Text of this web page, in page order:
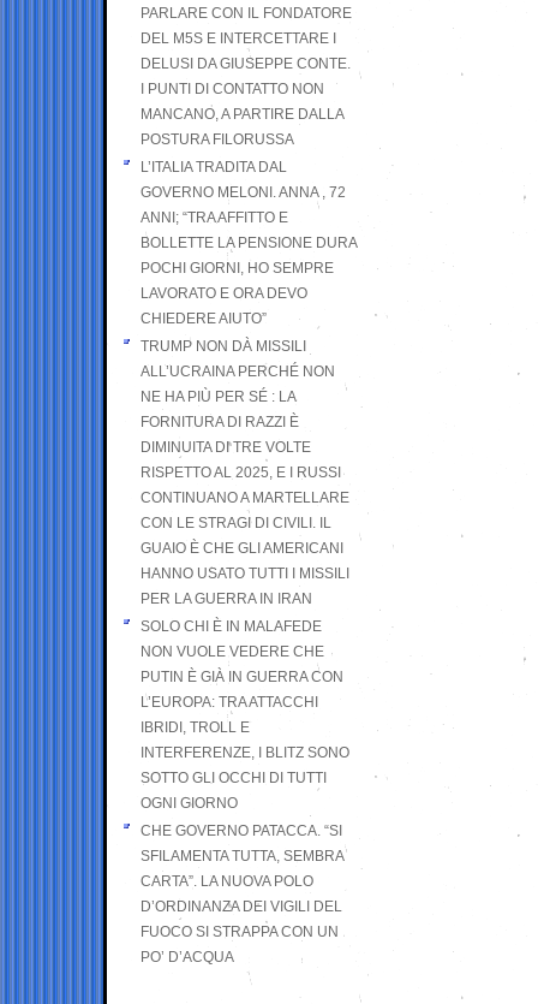
PARLARE CON IL FONDATORE
DEL M5S E INTERCETTARE I
DELUSI DA GIUSEPPE CONTE.
I PUNTI DI CONTATTO NON
MANCANO, A PARTIRE DALLA
POSTURA FILORUSSA
L’ITALIA TRADITA DAL
GOVERNO MELONI. ANNA , 72
ANNI; “TRA AFFITTO E
BOLLETTE LA PENSIONE DURA
POCHI GIORNI, HO SEMPRE
LAVORATO E ORA DEVO
CHIEDERE AIUTO”
TRUMP NON DÀ MISSILI
ALL’UCRAINA PERCHÉ NON
NE HA PIÙ PER SÉ : LA
FORNITURA DI RAZZI È
DIMINUITA DI TRE VOLTE
RISPETTO AL 2025, E I RUSSI
CONTINUANO A MARTELLARE
CON LE STRAGI DI CIVILI. IL
GUAIO È CHE GLI AMERICANI
HANNO USATO TUTTI I MISSILI
PER LA GUERRA IN IRAN
SOLO CHI È IN MALAFEDE
NON VUOLE VEDERE CHE
PUTIN È GIÀ IN GUERRA CON
L’EUROPA: TRA ATTACCHI
IBRIDI, TROLL E
INTERFERENZE, I BLITZ SONO
SOTTO GLI OCCHI DI TUTTI
OGNI GIORNO
CHE GOVERNO PATACCA. “SI
SFILAMENTA TUTTA, SEMBRA
CARTA”. LA NUOVA POLO
D’ORDINANZA DEI VIGILI DEL
FUOCO SI STRAPPA CON UN
PO’ D’ACQUA